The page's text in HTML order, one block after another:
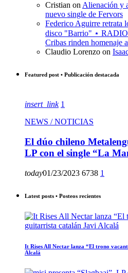
Cristian on Alienación y
nuevo single de Fervors
Federico Aguirre retrata
disco "Barrio" ⋆
Cribas rinden homenaje
Claudio Lorenzo on
Featured post • Publicación destacada
insert_link 1
NEWS / NOTICIAS
El dúo chileno
LP con el single “La
today01/23/2023 6738 1
Latest posts • Posteos recientes
It Rises All Nectar lanza “El trono
Alcalá